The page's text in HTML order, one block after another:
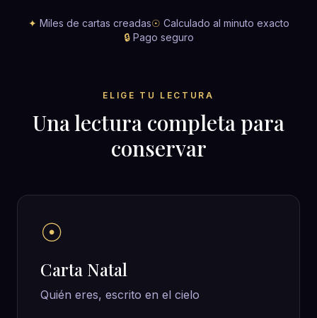
✦ Miles de cartas creadas☉ Calculado al minuto exacto
🔒Pago seguro
ELIGE TU LECTURA
Una lectura completa para
conservar
☉
Carta Natal
Quién eres, escrito en el cielo